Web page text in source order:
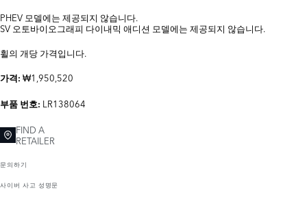
PHEV 모델에는 제공되지 않습니다.
SV 오토바이오그래피 다이내믹 애디션 모델에는 제공되지 않습니다.
휠의 개당 가격입니다.
가격: ₩1,950,520
부품 번호: LR138064
FIND A
RETAILER
문의하기
사이버 사고 성명문